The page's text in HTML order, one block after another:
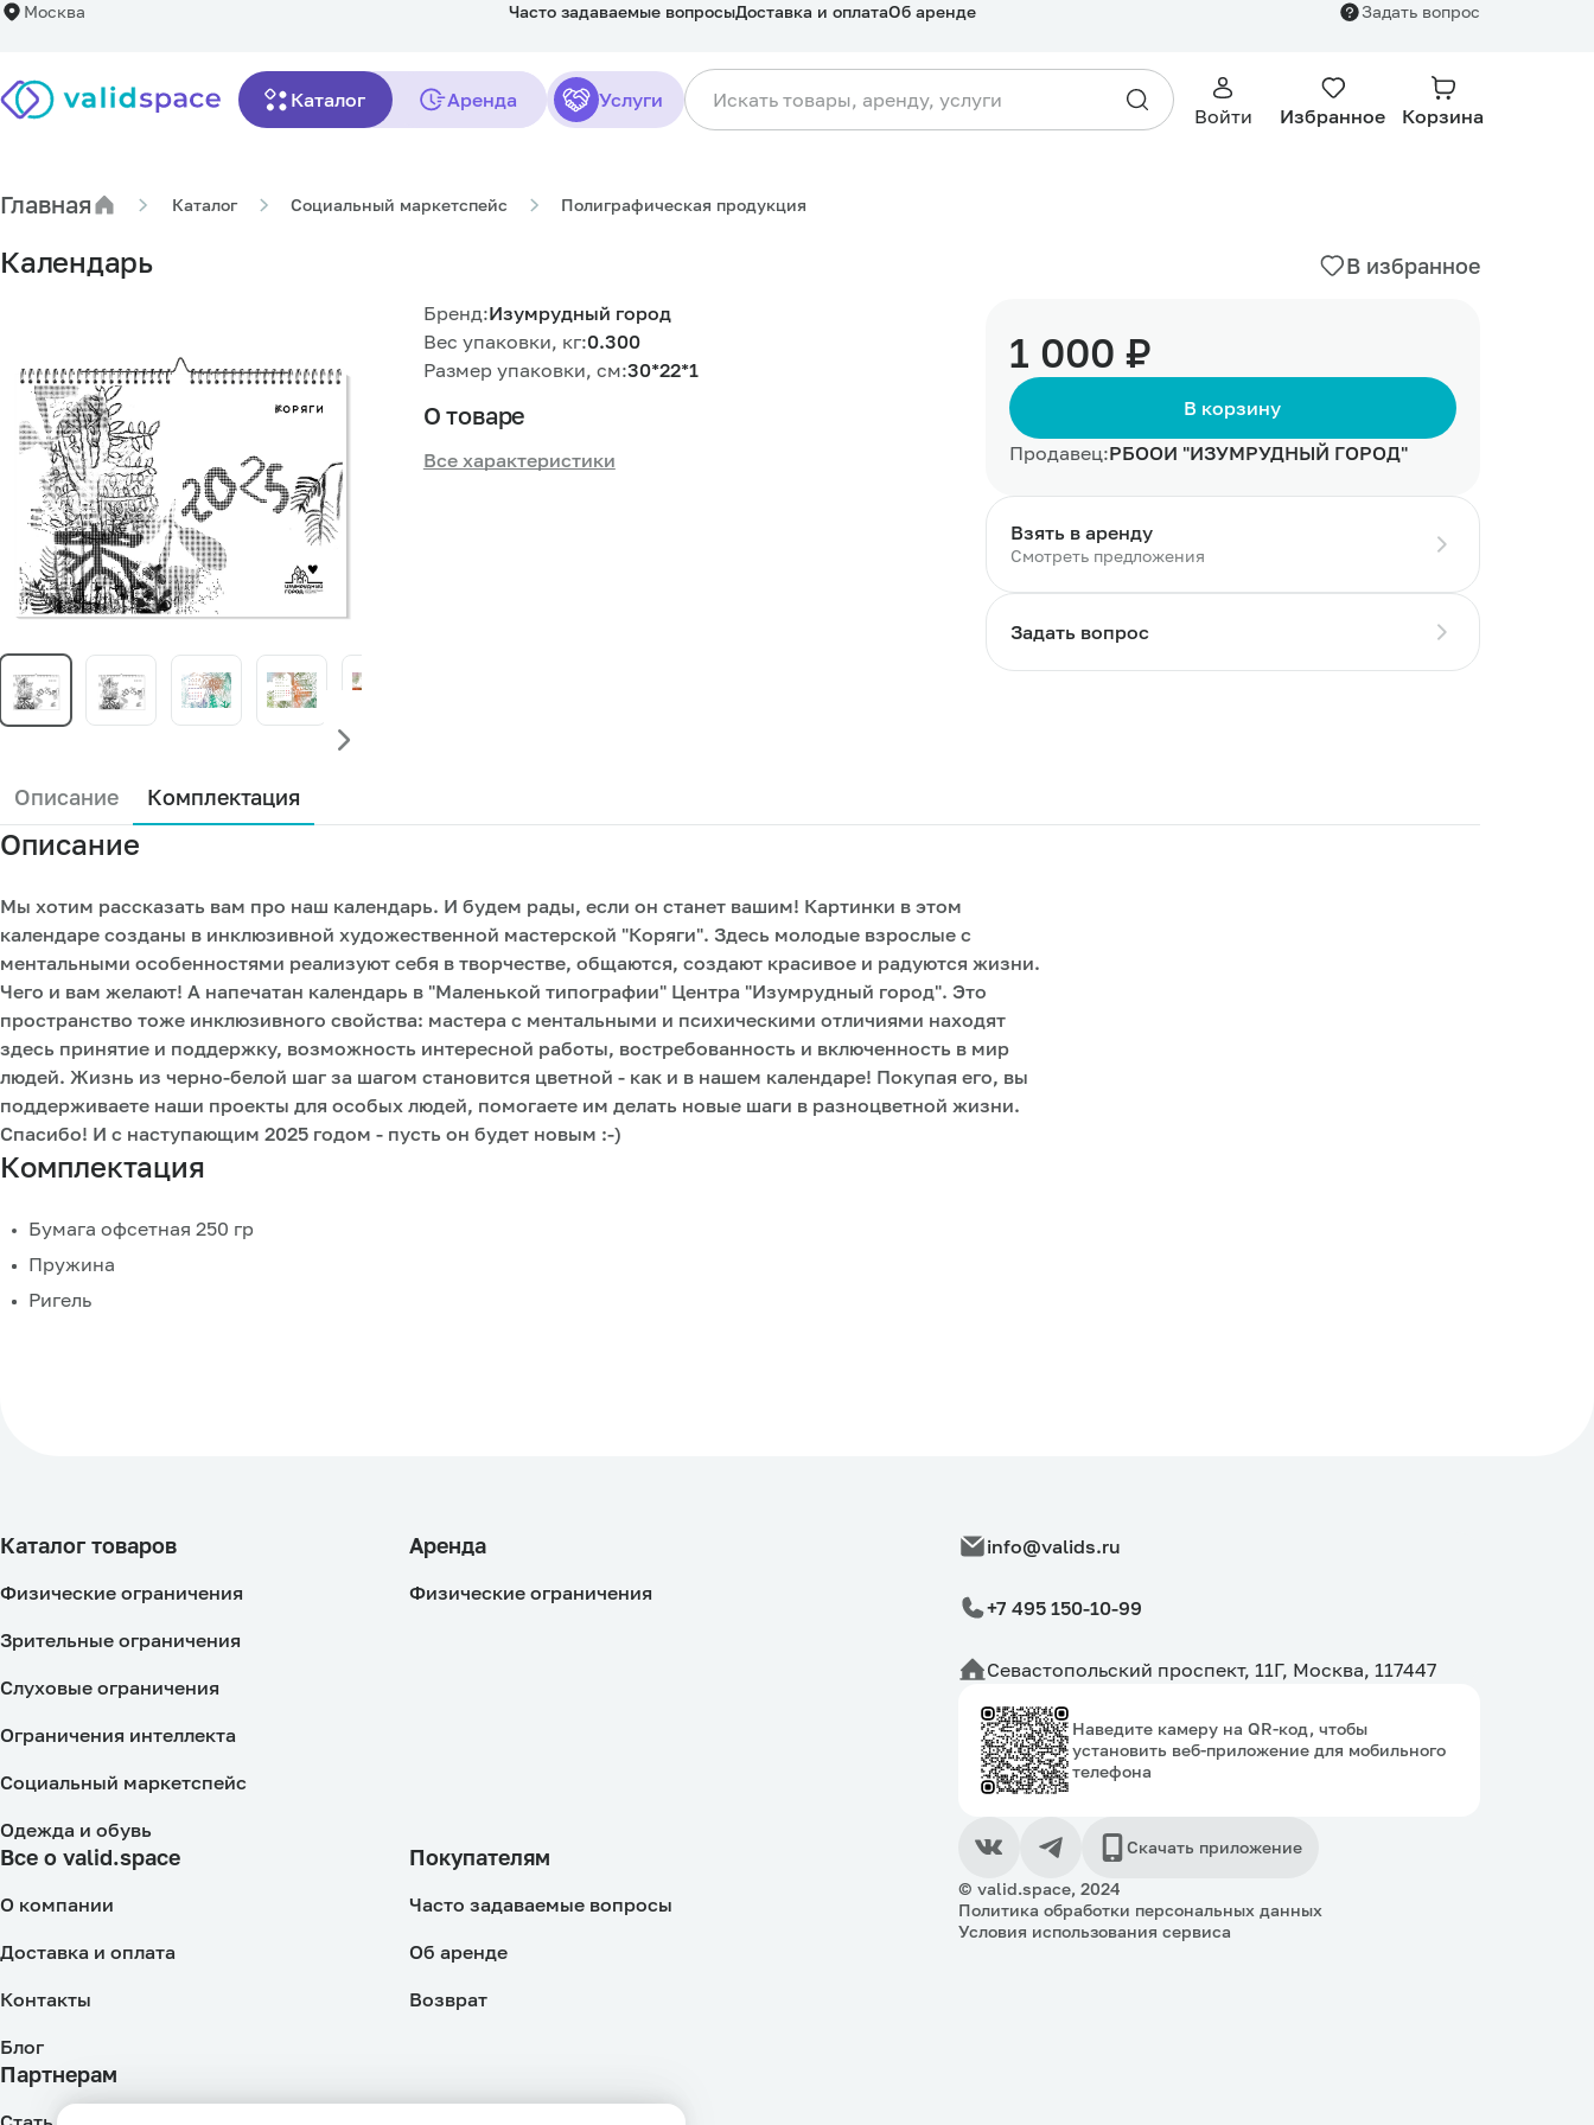
Москва Часто задаваемые вопросыДоставка и оплатаОб аренде Задать вопрос
Каталог Аренда Услуги
Войти Избранное Корзина
Главная Каталог Социальный маркетспейс Полиграфическая продукция
Календарь
Комплектация
1 000.00 ₽ В корзину
Календарь В избранное
1 000 ₽
В корзину
Продавец:РБООИ "ИЗУМРУДНЫЙ ГОРОД"
Взять в аренду
Смотреть предложения
Задать вопрос
Бренд:Изумрудный город
Вес упаковки, кг:0.300
Размер упаковки, см:30*22*1
О товаре
Все характеристики
Описание Комплектация
Описание
Мы хотим рассказать вам про наш календарь. И будем рады, если он станет вашим! Картинки в этом
календаре созданы в инклюзивной художественной мастерской "Коряги". Здесь молодые взрослые с
ментальными особенностями реализуют себя в творчестве, общаются, создают красивое и радуются жизни.
Чего и вам желают! А напечатан календарь в "Маленькой типографии" Центра "Изумрудный город". Это
пространство тоже инклюзивного свойства: мастера с ментальными и психическими отличиями находят
здесь принятие и поддержку, возможность интересной работы, востребованность и включенность в мир
людей. Жизнь из черно-белой шаг за шагом становится цветной - как и в нашем календаре! Покупая его, вы
поддерживаете наши проекты для особых людей, помогаете им делать новые шаги в разноцветной жизни.
Спасибо! И с наступающим 2025 годом - пусть он будет новым :-)
Комплектация
Бумага офсетная 250 гр
Пружина
Ригель
Каталог товаров
Физические ограничения
Зрительные ограничения
Слуховые ограничения
Ограничения интеллекта
Социальный маркетспейс
Одежда и обувь
Аренда
Физические ограничения
Все о valid.space
О компании
Доставка и оплата
Контакты
Блог
Покупателям
Часто задаваемые вопросы
Об аренде
Возврат
Партнерам
info@valids.ru
+7 495 150-10-99
Севастопольский проспект, 11Г, Москва, 117447
Наведите камеру на QR-код, чтобы
установить веб-приложение для мобильного
телефона
© valid.space, 2024
Политика обработки персональных данных
Условия использования сервиса
Скачать приложение